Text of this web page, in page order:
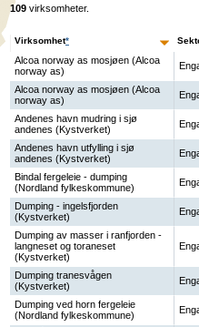
109 virksomheter.
Virksomhet*
Alcoa norway as mosjøen (Alcoa
norway as)
Alcoa norway as mosjøen (Alcoa
norway as)
Andenes havn mudring i sjø
andenes (Kystverket)
Andenes havn utfylling i sjø
andenes (Kystverket)
Bindal fergeleie - dumping
(Nordland fylkeskommune)
Dumping - ingelsfjorden
(Kystverket)
Dumping av masser i ranfjorden -
langneset og toraneset
(Kystverket)
Dumping tranesvågen
(Kystverket)
Dumping ved horn fergeleie
(Nordland fylkeskommune)